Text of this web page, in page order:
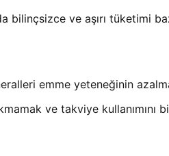
bilinçsizce ve aşırı tüketimi
emme yeteneğinin
ve takviye